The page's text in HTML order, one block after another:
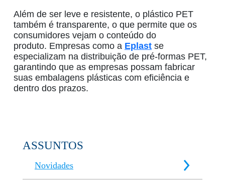
Além de ser leve e resistente, o plástico PET
também é transparente, o que permite que os
consumidores vejam o conteúdo do
produto. Empresas como a Eplast se
especializam na distribuição de pré-formas PET,
garantindo que as empresas possam fabricar
suas embalagens plásticas com eficiência e
dentro dos prazos.
ASSUNTOS
Novidades